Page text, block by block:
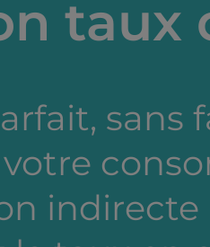
taux
sans
votre
indirecte